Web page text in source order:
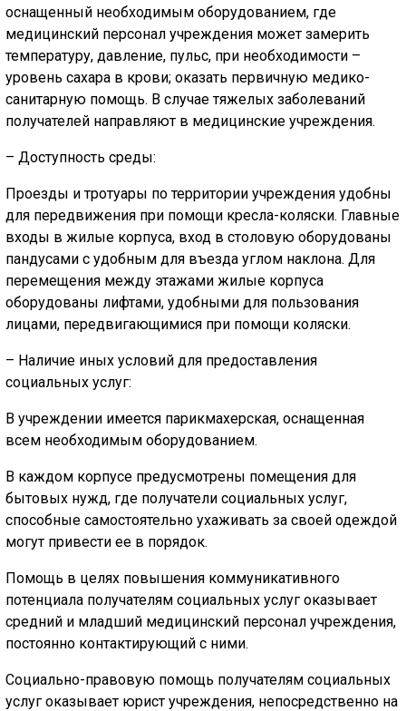
оснащенный необходимым оборудованием, где
медицинский персонал учреждения может замерить
температуру, давление, пульс, при необходимости –
уровень сахара в крови; оказать первичную медико-
санитарную помощь. В случае тяжелых заболеваний
получателей направляют в медицинские учреждения.
– Доступность среды:
Проезды и тротуары по территории учреждения удобны
для передвижения при помощи кресла-коляски. Главные
входы в жилые корпуса, вход в столовую оборудованы
пандусами с удобным для въезда углом наклона. Для
перемещения между этажами жилые корпуса
оборудованы лифтами, удобными для пользования
лицами, передвигающимися при помощи коляски.
– Наличие иных условий для предоставления
социальных услуг:
В учреждении имеется парикмахерская, оснащенная
всем необходимым оборудованием.
В каждом корпусе предусмотрены помещения для
бытовых нужд, где получатели социальных услуг,
способные самостоятельно ухаживать за своей одеждой
могут привести ее в порядок.
Помощь в целях повышения коммуникативного
потенциала получателям социальных услуг оказывает
средний и младший медицинский персонал учреждения,
постоянно контактирующий с ними.
Социально-правовую помощь получателям социальных
услуг оказывает юрист учреждения, непосредственно на